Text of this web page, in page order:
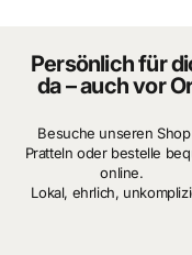
Kurze
spannendes Rennen
Teams auf die Probe
zeigt das Album
Persönlich für
da – auch vor
Besuche unseren
Pratteln oder bestelle
online.
Lokal, ehrlich,